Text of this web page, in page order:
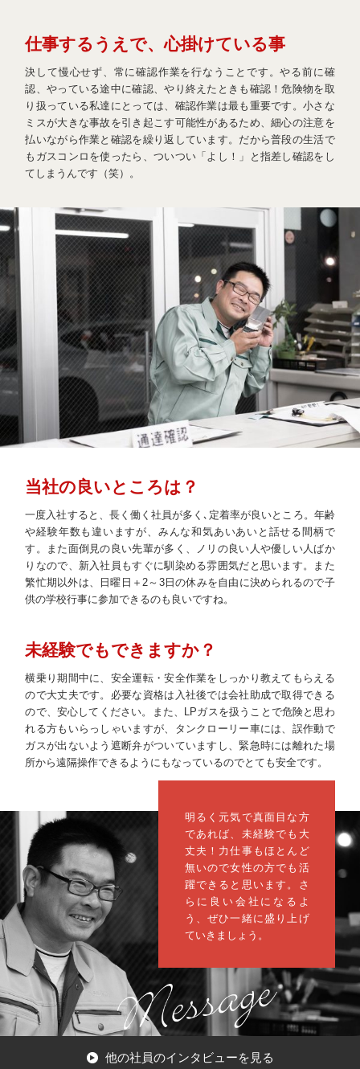
仕事するうえで、心掛けている事
決して慢心せず、常に確認作業を行なうことです。やる前に確
認、やっている途中に確認、やり終えたときも確認！危険物を取
り扱っている私達にとっては、確認作業は最も重要です。小さな
ミスが大きな事故を引き起こす可能性があるため、細心の注意を
払いながら作業と確認を繰り返しています。だから普段の生活で
もガスコンロを使ったら、ついつい「よし！」と指差し確認をし
てしまうんです（笑）。
当社の良いところは？
一度入社すると、長く働く社員が多く､定着率が良いところ。年齢
や経験年数も違いますが、みんな和気あいあいと話せる間柄で
す。また面倒見の良い先輩が多く、ノリの良い人や優しい人ばか
りなので、新入社員もすぐに馴染める雰囲気だと思います。また
繁忙期以外は、日曜日＋2～3日の休みを自由に決められるので子
供の学校行事に参加できるのも良いですね。
未経験でもできますか？
横乗り期間中に、安全運転・安全作業をしっかり教えてもらえる
ので大丈夫です。必要な資格は入社後では会社助成で取得できる
ので、安心してください。また、LPガスを扱うことで危険と思わ
れる方もいらっしゃいますが、タンクローリー車には、誤作動で
ガスが出ないよう遮断弁がついていますし、緊急時には離れた場
所から遠隔操作できるようにもなっているのでとても安全です。
明るく元気で真面目な方
であれば、未経験でも大
丈夫！力仕事もほとんど
無いので女性の方でも活
躍できると思います。さ
らに良い会社になるよ
う、ぜひ一緒に盛り上げ
ていきましょう。
他の社員のインタビューを見る